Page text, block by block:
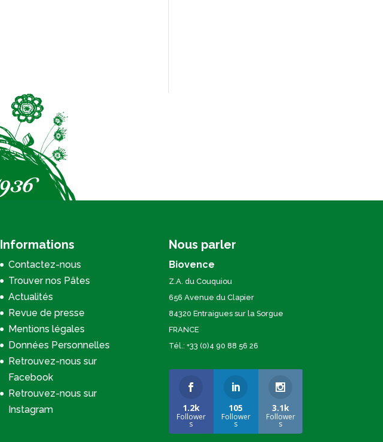
Informations
Contactez-nous
Trouver nos Pâtes
Actualités
Revue de presse
Mentions légales
Données Personnelles
Retrouvez-nous sur
Facebook
Retrouvez-nous sur
Instagram
Nous parler
Biovence
Z.A. du Couquiou
656 Avenue du Clapier
84320 Entraigues sur la Sorgue
FRANCE
Tél.: +33 (0)4 90 88 56 26
1.2k
Follower
s
105
Follower
s
3.1k
Follower
s